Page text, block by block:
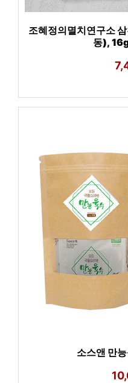
조혜정의멸치연구소
동),
소스앤 만